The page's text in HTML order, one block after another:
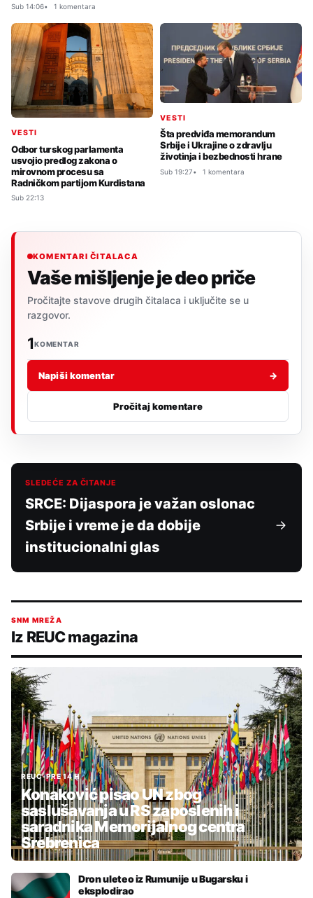
Sub 14:06 1 komentara
VESTI
Odbor turskog parlamenta
usvojio predlog zakona o
mirovnom procesu sa
Radničkom partijom Kurdistana
Sub 22:13
VESTI
Šta predviđa memorandum
Srbije i Ukrajine o zdravlju
životinja i bezbednosti hrane
Sub 19:27 1 komentara
KOMENTARI ČITALACA
Vaše mišljenje je deo priče
Pročitajte stavove drugih čitalaca i uključite se u
razgovor.
1KOMENTAR
Napiši komentar →
Pročitaj komentare
SLEDEĆE ZA ČITANJE
SRCE: Dijaspora je važan oslonac
Srbije i vreme je da dobije
institucionalni glas
SNM MREŽA
Iz REUC magazina
REUC•PRE 14 H
Konaković pisao UN zbog
saslušavanja u RS zaposlenih i
saradnika Memorijalnog centra
Srebrenica
Dron uleteo iz Rumunije u Bugarsku i
eksplodirao